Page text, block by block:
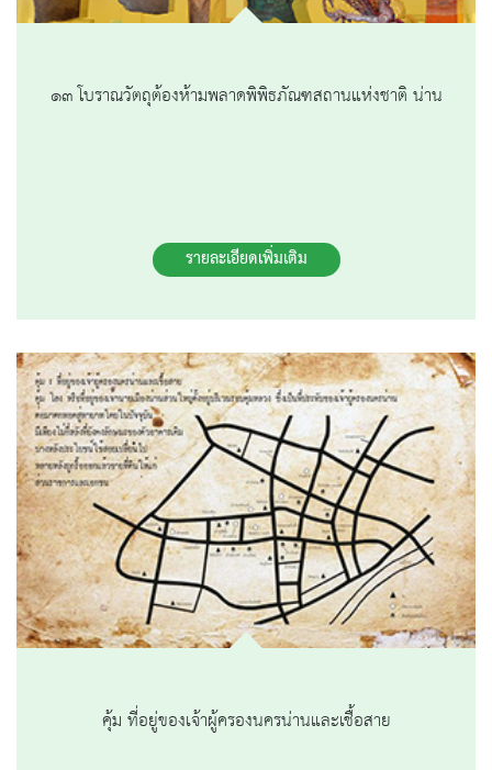
๑๓ โบราณวัตถุต้องห้ามพลาดพิพิธภัณฑสถานแห่งชาติ น่าน
รายละเอียดเพิ่มเติม
คุ้ม ที่อยู่ของเจ้าผู้ครองนครน่านและเชื้อสาย